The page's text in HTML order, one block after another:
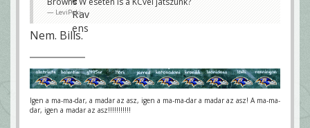
LeviPoki
Nem. Bills.
Igen a ma-ma-dar, a madar az asz, igen a ma-ma-dar a madar az asz! A ma-ma-
dar, igen a madar az asz!!!!!!!!!!!